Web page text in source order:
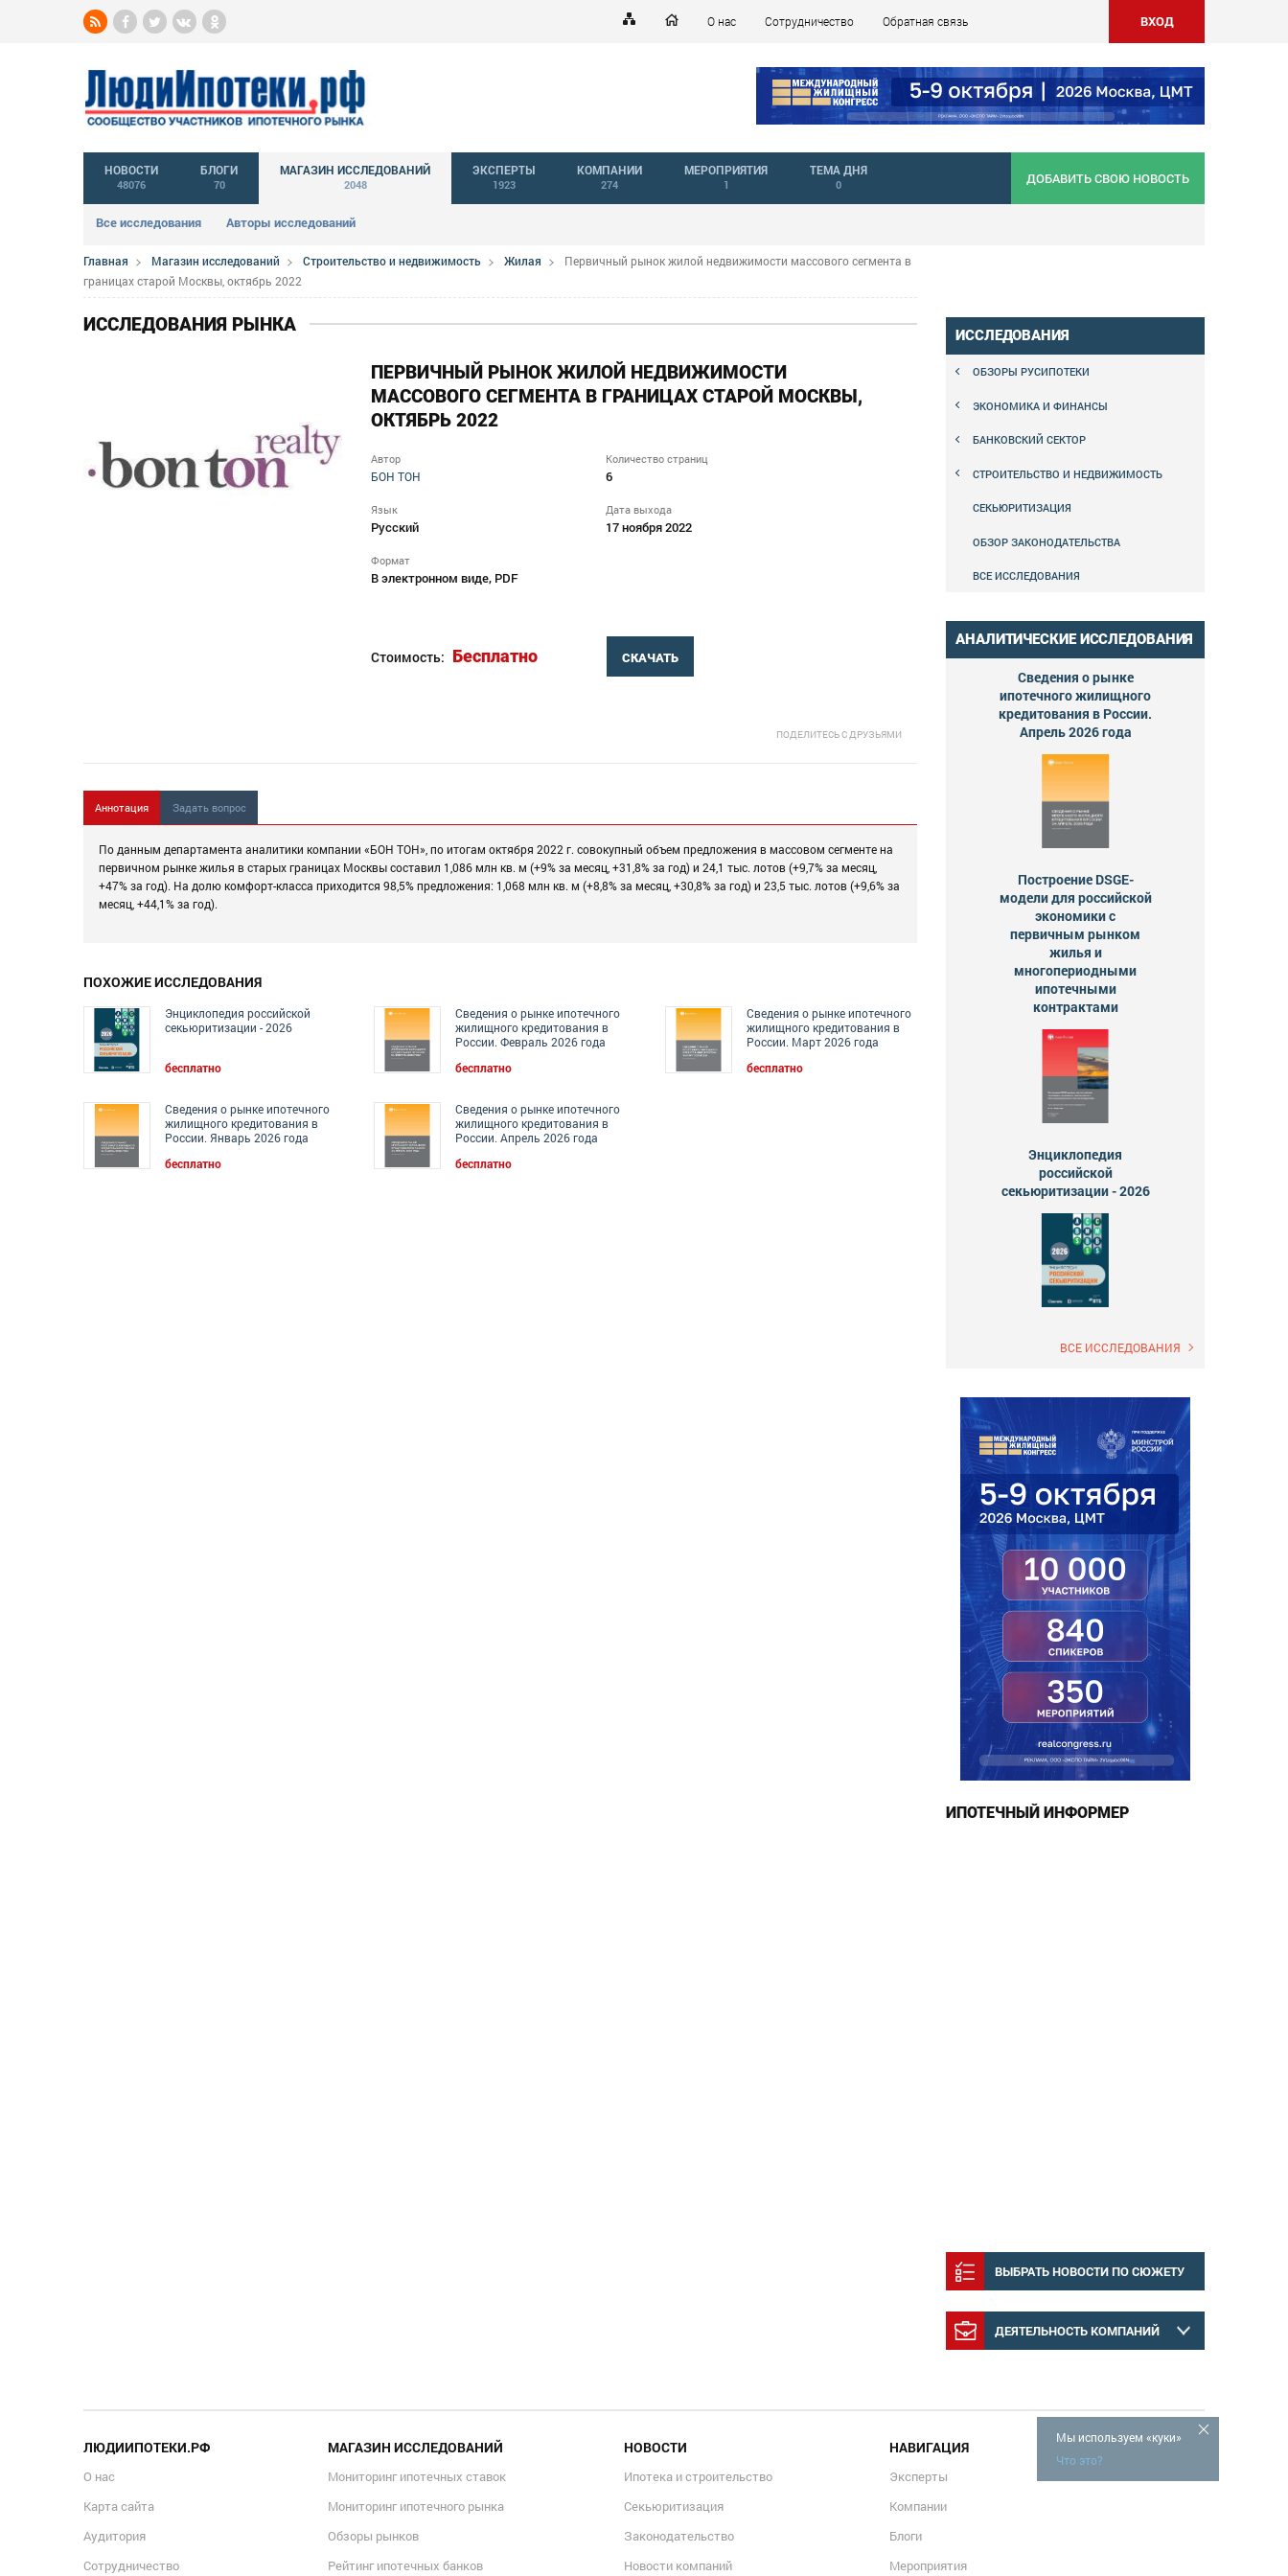
О нас Сотрудничество Обратная связь ВХОД
НОВОСТИ
48076
БЛОГИ
70
МАГАЗИН ИССЛЕДОВАНИЙ
2048
Все исследования Авторы исследований
ЭКСПЕРТЫ
1923
КОМПАНИИ
274
МЕРОПРИЯТИЯ
1
ТЕМА ДНЯ
0 ДОБАВИТЬ СВОЮ НОВОСТЬ
Главная Магазин исследований Строительство и недвижимость Жилая
Первичный рынок жилой недвижимости массового сегмента в
границах старой Москвы, октябрь 2022
ИССЛЕДОВАНИЯ РЫНКА
ПЕРВИЧНЫЙ РЫНОК ЖИЛОЙ НЕДВИЖИМОСТИ
МАССОВОГО СЕГМЕНТА В ГРАНИЦАХ СТАРОЙ МОСКВЫ,
ОКТЯБРЬ 2022
Автор
БОН ТОН
Количество страниц
6
Язык
Русский
Дата выхода
17 ноября 2022
Формат
В электронном виде, PDF
Стоимость: Бесплатно СКАЧАТЬ
ПОДЕЛИТЕСЬ С ДРУЗЬЯМИ
Аннотация Задать вопрос
По данным департамента аналитики компании «БОН ТОН», по итогам октября 2022 г. совокупный объем предложения в массовом сегменте на
первичном рынке жилья в старых границах Москвы составил 1,086 млн кв. м (+9% за месяц, +31,8% за год) и 24,1 тыс. лотов (+9,7% за месяц,
+47% за год). На долю комфорт-класса приходится 98,5% предложения: 1,068 млн кв. м (+8,8% за месяц, +30,8% за год) и 23,5 тыс. лотов (+9,6% за
месяц, +44,1% за год).
ПОХОЖИЕ ИССЛЕДОВАНИЯ
Энциклопедия российской
секьюритизации - 2026
бесплатно
Сведения о рынке ипотечного
жилищного кредитования в
России. Февраль 2026 года
бесплатно
Сведения о рынке ипотечного
жилищного кредитования в
России. Март 2026 года
бесплатно
Сведения о рынке ипотечного
жилищного кредитования в
России. Январь 2026 года
бесплатно
Сведения о рынке ипотечного
жилищного кредитования в
России. Апрель 2026 года
бесплатно
ИССЛЕДОВАНИЯ
ОБЗОРЫ РУСИПОТЕКИ
ЭКОНОМИКА И ФИНАНСЫ
БАНКОВСКИЙ СЕКТОР
СТРОИТЕЛЬСТВО И НЕДВИЖИМОСТЬ
СЕКЬЮРИТИЗАЦИЯ
ОБЗОР ЗАКОНОДАТЕЛЬСТВА
ВСЕ ИССЛЕДОВАНИЯ
АНАЛИТИЧЕСКИЕ ИССЛЕДОВАНИЯ
Сведения о рынке
ипотечного жилищного
кредитования в России.
Апрель 2026 года
Построение DSGE-
модели для российской
экономики с
первичным рынком
жилья и
многопериодными
ипотечными
контрактами
Энциклопедия
российской
секьюритизации - 2026
ВСЕ ИССЛЕДОВАНИЯ
ИПОТЕЧНЫЙ ИНФОРМЕР
ВЫБРАТЬ НОВОСТИ ПО СЮЖЕТУ
ДЕЯТЕЛЬНОСТЬ КОМПАНИЙ
Мы используем «куки»
Что это?
ЛЮДИИПОТЕКИ.РФ
О нас
Карта сайта
Аудитория
Сотрудничество
МАГАЗИН ИССЛЕДОВАНИЙ
Мониторинг ипотечных ставок
Мониторинг ипотечного рынка
Обзоры рынков
Рейтинг ипотечных банков
НОВОСТИ
Ипотека и строительство
Секьюритизация
Законодательство
Новости компаний
НАВИГАЦИЯ
Эксперты
Компании
Блоги
Мероприятия